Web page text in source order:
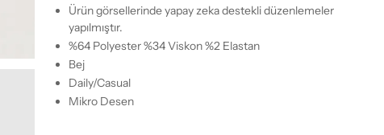
Ürün görsellerinde yapay zeka destekli düzenlemeler
yapılmıştır.
%64 Polyester %34 Viskon %2 Elastan
Bej
Daily/Casual
Mikro Desen